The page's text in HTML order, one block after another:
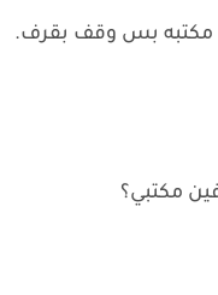
مكتبه بس وقف بقرف.
مكتبي؟